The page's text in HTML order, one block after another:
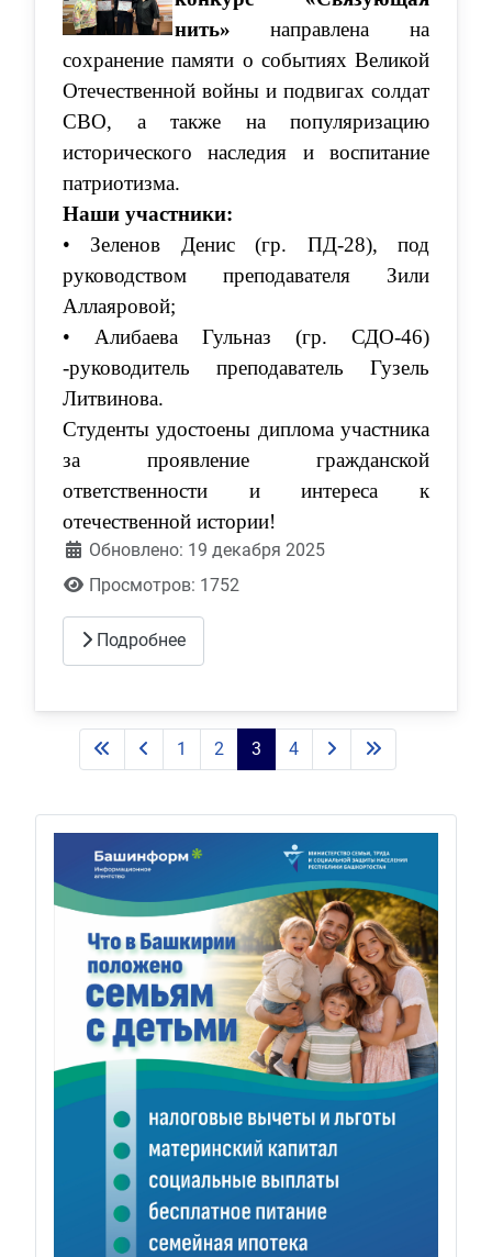
нить» направлена на
сохранение памяти о событиях Великой
Отечественной войны и подвигах солдат
СВО, а также на популяризацию
исторического наследия и воспитание
патриотизма.
Наши участники:
• Зеленов Денис (гр. ПД-28), под
руководством преподавателя Зили
Аллаяровой;
• Алибаева Гульназ (гр. СДО-46)
-руководитель преподаватель Гузель
Литвинова.
Студенты удостоены диплома участника
за проявление гражданской
ответственности и интереса к
отечественной истории!
Обновлено: 19 декабря 2025
Просмотров: 1752
Подробнее
1 2 3 4